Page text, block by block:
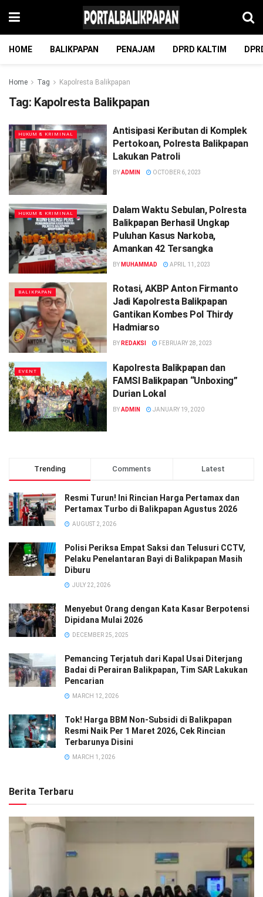
HOME BALIKPAPAN PENAJAM DPRD KALTIM
Home Tag Kapolresta Balikpapan
Tag: Kapolresta Balikpapan
HUKUM & KRIMINAL
Antisipasi Keributan di Komplek
Pertokoan, Polresta Balikpapan
Lakukan Patroli
BYADMIN OCTOBER 6, 2023
HUKUM & KRIMINAL
Dalam Waktu Sebulan, Polresta
Balikpapan Berhasil Ungkap
Puluhan Kasus Narkoba,
Amankan 42 Tersangka
BY MUHAMMAD APRIL 11, 2023
BALIKPAPAN
Rotasi, AKBP Anton Firmanto
Jadi Kapolresta Balikpapan
Gantikan Kombes Pol Thirdy
Hadmiarso
BY REDAKSI FEBRUARY 28, 2023
EVENT
Kapolresta Balikpapan dan
FAMSI Balikpapan “Unboxing”
Durian Lokal
BYADMIN JANUARY 19, 2020
Trending Comments Latest
Resmi Turun! Ini Rincian Harga Pertamax dan
Pertamax Turbo di Balikpapan Agustus 2026
AUGUST 2, 2026
Polisi Periksa Empat Saksi dan Telusuri CCTV,
Pelaku Penelantaran Bayi di Balikpapan Masih
Diburu
JULY 22, 2026
Menyebut Orang dengan Kata Kasar Berpotensi
Dipidana Mulai 2026
DECEMBER 25, 2025
Pemancing Terjatuh dari Kapal Usai Diterjang
Badai di Perairan Balikpapan, Tim SAR Lakukan
Pencarian
MARCH 12, 2026
Tok! Harga BBM Non-Subsidi di Balikpapan
Resmi Naik Per 1 Maret 2026, Cek Rincian
Terbarunya Disini
MARCH 1, 2026
Berita Terbaru